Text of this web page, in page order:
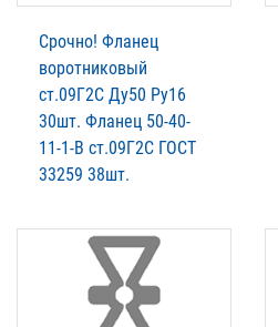
Срочно! Фланец
воротниковый
ст.09Г2С Ду50 Ру16
30шт. Фланец 50-40-
11-1-B ст.09Г2С ГОСТ
33259 38шт.